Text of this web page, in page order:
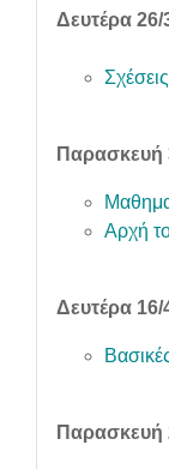
Δευτέρα 26/
Παρασκευή
Αρχή
Δευτέρα 16/
Παρασκευή